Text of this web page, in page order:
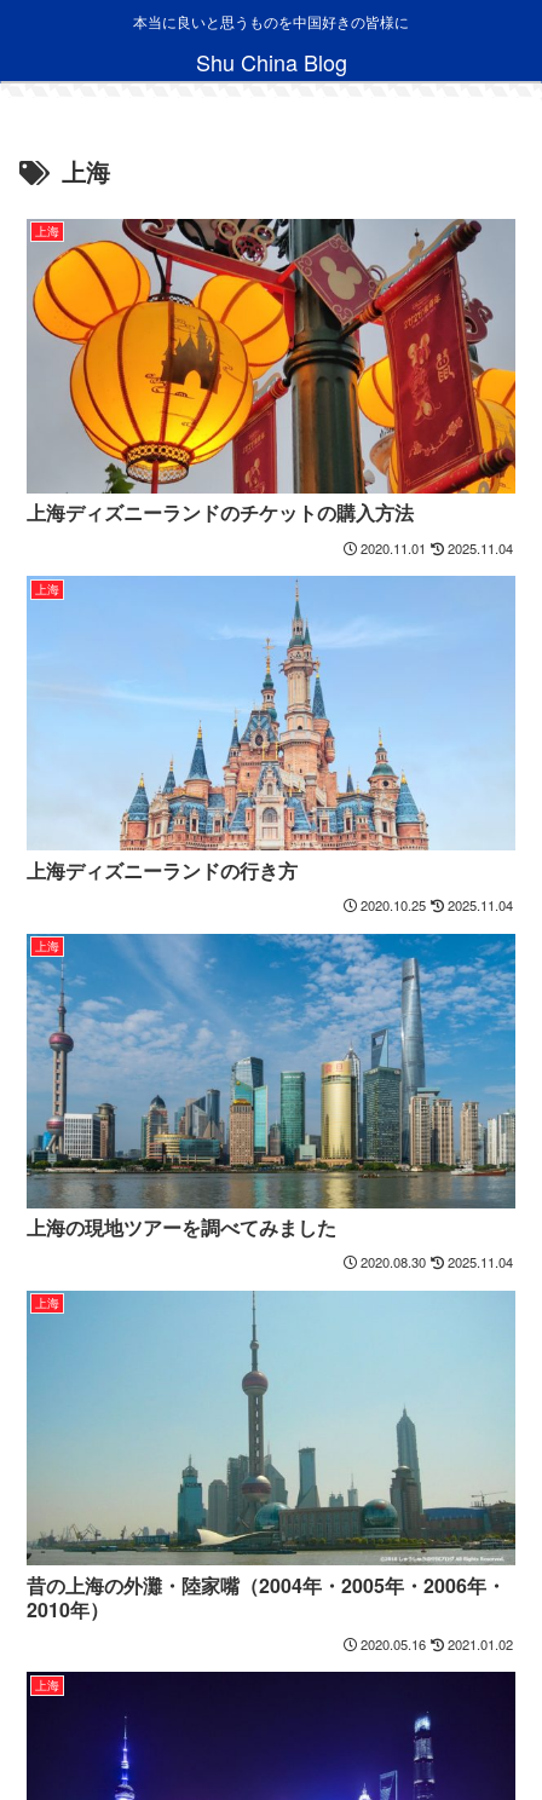
本当に良いと思うものを中国好きの皆様に
Shu China Blog
上海
上海
上海ディズニーランドのチケットの購入方法
2020.11.01 2025.11.04
上海
上海ディズニーランドの行き方
2020.10.25 2025.11.04
上海
上海の現地ツアーを調べてみました
2020.08.30 2025.11.04
上海
昔の上海の外灘・陸家嘴（2004年・2005年・2006年・
2010年）
2020.05.16 2021.01.02
上海